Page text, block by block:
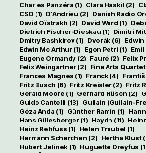
Charles Panzéra (1) Clara Haskil (2)
CSO (1) D'Andrieu (2) Danish Radio
David Oïstrakh (2) David Ward (1)
Dietrich Fischer-Dieskau (1) Dimitri
Dmitry Bashkirov(1) Dvorák (6)
Edwin Mc Arthur(1) Egon Petri (1)
Eugene Ormandy (2) Fauré (2) Felix
Felix Weingartner(2) Fine Arts Quartet
Frances Magnes (1) Franck(4)
Fritz Busch (6) Fritz Kreisler(2) Fritz
Gerald Moore (1) Gerhard Hüsch (2)
Guido Cantelli (13) Guilain (Guilain-
Géza Anda (1) Günther Ramin (1)
Hans Gillesberger(1) Haydn (11)
Heinz Rehfuss (1) Helen Traubel (1)
Hermann Scherchen (2) Hertha Klust
Hubert Jelinek (1) Huguette Dreyfus